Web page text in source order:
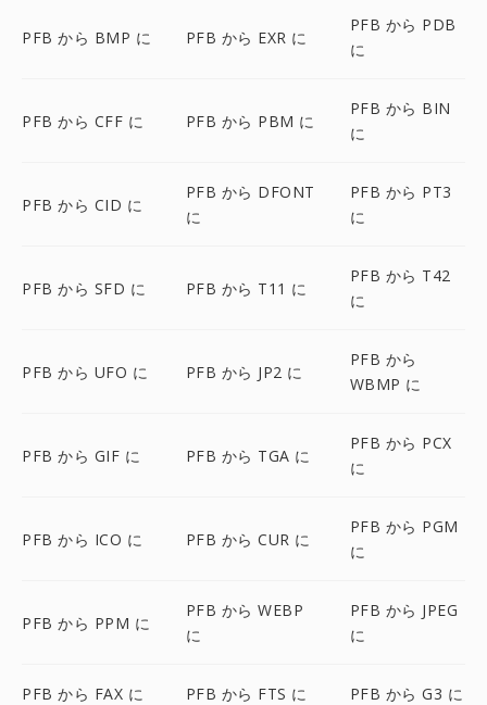
PFB から BMP に PFB から EXR に
PFB から PDB
に
PFB から CFF に PFB から PBM に
PFB から BIN
に
PFB から CID に
PFB から DFONT
に
PFB から PT3
に
PFB から SFD に PFB から T11 に
PFB から T42
に
PFB から UFO に PFB から JP2 に
PFB から
WBMP に
PFB から GIF に PFB から TGA に
PFB から PCX
に
PFB から ICO に PFB から CUR に
PFB から PGM
に
PFB から PPM に
PFB から WEBP
に
PFB から JPEG
に
PFB から FAX に PFB から FTS に PFB から G3 に